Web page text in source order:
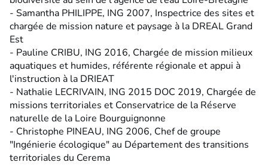
- Samantha PHILIPPE, ING 2007, Inspectrice des sites et
chargée de mission nature et paysage à la DREAL Grand
Est
- Pauline CRIBU, ING 2016, Chargée de mission milieux
aquatiques et humides, référente régionale et appui à
l'instruction à la DRIEAT
- Nathalie LECRIVAIN, ING 2015 DOC 2019, Chargée de
missions territoriales et Conservatrice de la Réserve
naturelle de la Loire Bourguignonne
- Christophe PINEAU, ING 2006, Chef de groupe
"Ingénierie écologique" au Département des transitions
territoriales du Cerema